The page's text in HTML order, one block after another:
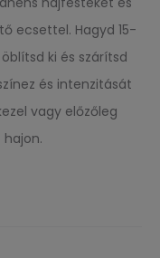
ecsettel. Hagyd 15-
ki és szárítsd
és intenzitását
vagy előzőleg